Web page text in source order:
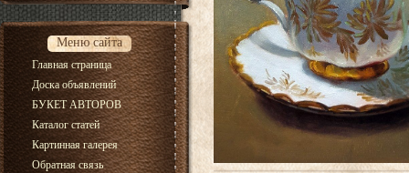
Меню сайта
Главная страница
Доска объявлений
БУКЕТ АВТОРОВ
Каталог статей
Картинная галерея
Обратная связь